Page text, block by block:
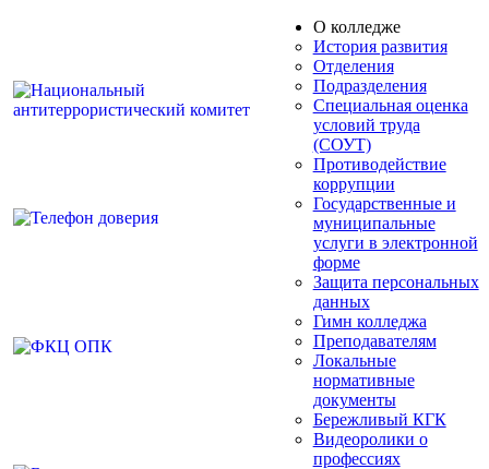
О колледже
История развития
Отделения
Подразделения
Специальная оценка
условий труда
(СОУТ)
Противодействие
коррупции
Государственные и
муниципальные
услуги в электронной
форме
Защита персональных
данных
Гимн колледжа
Преподавателям
Локальные
нормативные
документы
Бережливый КГК
Видеоролики о
профессиях